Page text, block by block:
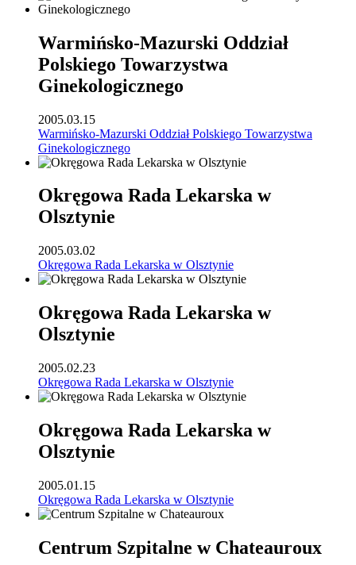
Warmińsko-Mazurski Oddział
Polskiego Towarzystwa
Ginekologicznego
2005.03.15
Warmińsko-Mazurski Oddział Polskiego Towarzystwa
Ginekologicznego
Okręgowa Rada Lekarska w
Olsztynie
2005.03.02
Okręgowa Rada Lekarska w Olsztynie
Okręgowa Rada Lekarska w
Olsztynie
2005.02.23
Okręgowa Rada Lekarska w Olsztynie
Okręgowa Rada Lekarska w
Olsztynie
2005.01.15
Okręgowa Rada Lekarska w Olsztynie
Centrum Szpitalne w Chateauroux